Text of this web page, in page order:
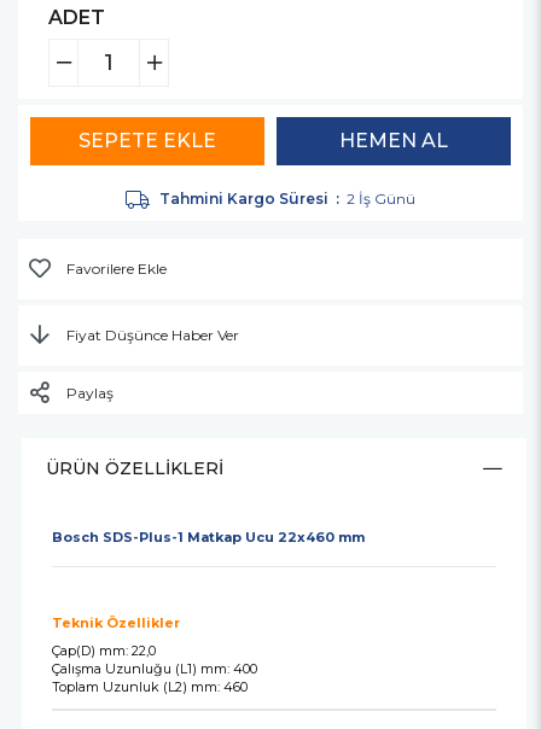
ADET
Tahmini Kargo Süresi : 2 İş Günü
Favorilere Ekle
Fiyat Düşünce Haber Ver
Paylaş
ÜRÜN ÖZELLIKLERI
Bosch SDS-Plus-1 Matkap Ucu 22x460 mm
Teknik Özellikler
Çap(D) mm: 22,0
Çalışma Uzunluğu (L1) mm: 400
Toplam Uzunluk (L2) mm: 460